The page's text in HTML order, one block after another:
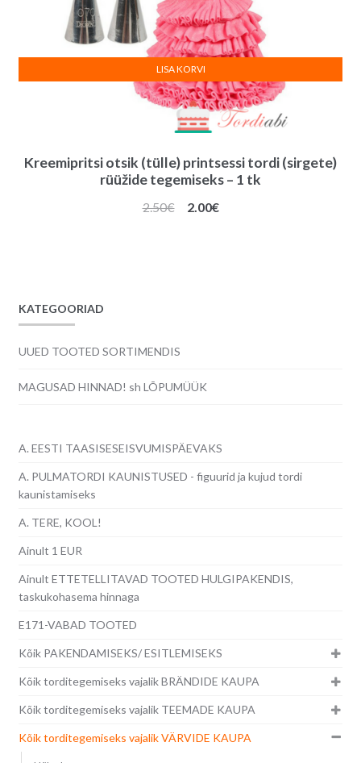
Kreemipritsi otsik (tülle) printsessi tordi (sirgete)
rüüžide tegemiseks – 1 tk
2.50€
Algne
2.00€Praegune
LISA KORVI
KATEGOORIAD
UUED TOOTED SORTIMENDIS
MAGUSAD HINNAD! sh LÕPUMÜÜK
A. EESTI TAASISESEISVUMISPÄEVAKS
A. PULMATORDI KAUNISTUSED - figuurid ja kujud tordi
kaunistamiseks
A. TERE, KOOL!
Ainult 1 EUR
Ainult ETTETELLITAVAD TOOTED HULGIPAKENDIS,
taskukohasema hinnaga
E171-VABAD TOOTED
Kõik PAKENDAMISEKS/ ESITLEMISEKS
Kõik torditegemiseks vajalik BRÄNDIDE KAUPA
Kõik torditegemiseks vajalik TEEMADE KAUPA
Kõik torditegemiseks vajalik VÄRVIDE KAUPA